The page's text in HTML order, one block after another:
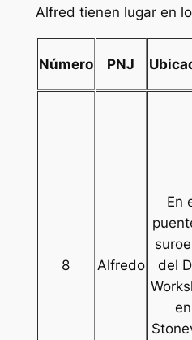
Alfred tienen lugar en
Número PNJ
8 Alfredo
En
del
en